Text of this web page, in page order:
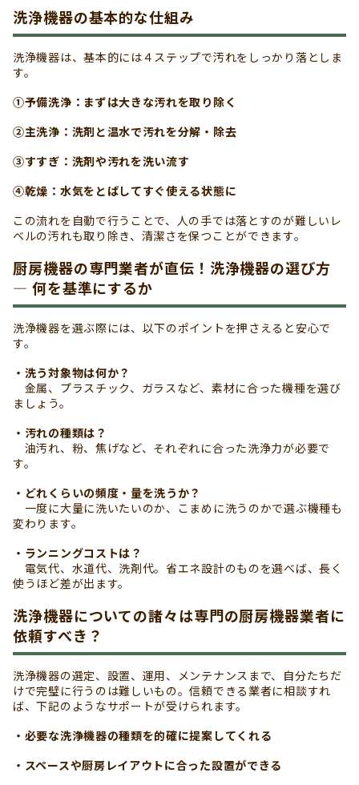
洗浄機器の基本的な仕組み
洗浄機器は、基本的には４ステップで汚れをしっかり落としま
す。
①予備洗浄：まずは大きな汚れを取り除く
②主洗浄：洗剤と温水で汚れを分解・除去
③すすぎ：洗剤や汚れを洗い流す
④乾燥：水気をとばしてすぐ使える状態に
この流れを自動で行うことで、人の手では落とすのが難しいレ
ベルの汚れも取り除き、清潔さを保つことができます。
厨房機器の専門業者が直伝！洗浄機器の選び方
― 何を基準にするか
洗浄機器を選ぶ際には、以下のポイントを押さえると安心で
す。
・洗う対象物は何か？
金属、プラスチック、ガラスなど、素材に合った機種を選び
ましょう。
・汚れの種類は？
油汚れ、粉、焦げなど、それぞれに合った洗浄力が必要で
す。
・どれくらいの頻度・量を洗うか？
一度に大量に洗いたいのか、こまめに洗うのかで選ぶ機種も
変わります。
・ランニングコストは？
電気代、水道代、洗剤代。省エネ設計のものを選べば、長く
使うほど差が出ます。
洗浄機器についての諸々は専門の厨房機器業者に
依頼すべき？
洗浄機器の選定、設置、運用、メンテナンスまで、自分たちだ
けで完璧に行うのは難しいもの。信頼できる業者に相談すれ
ば、下記のようなサポートが受けられます。
・必要な洗浄機器の種類を的確に提案してくれる
・スペースや厨房レイアウトに合った設置ができる